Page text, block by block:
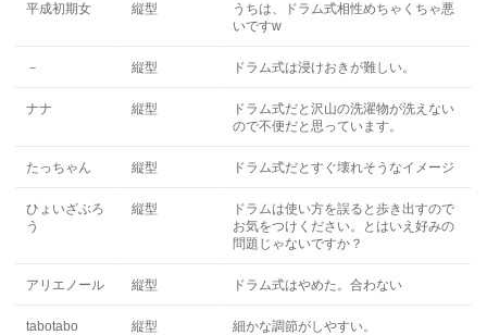
平成初期女 縦型
うちは、ドラム式相性めちゃくちゃ悪
いですw
－ 縦型 ドラム式は浸けおきが難しい。
ナナ 縦型
ドラム式だと沢山の洗濯物が洗えない
ので不便だと思っています。
たっちゃん 縦型 ドラム式だとすぐ壊れそうなイメージ
ひょいざぶろ
う
縦型
ドラムは使い方を誤ると歩き出すので
お気をつけください。とはいえ好みの
問題じゃないですか？
アリエノール 縦型 ドラム式はやめた。合わない
tabotabo 縦型 細かな調節がしやすい。